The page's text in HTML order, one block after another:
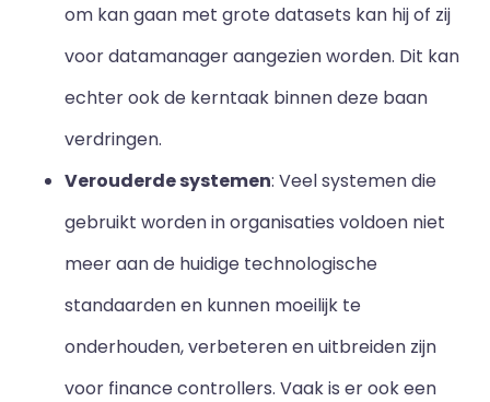
om kan gaan met grote datasets kan hij of zij
voor datamanager aangezien worden. Dit kan
echter ook de kerntaak binnen deze baan
verdringen.
Verouderde systemen: Veel systemen die
gebruikt worden in organisaties voldoen niet
meer aan de huidige technologische
standaarden en kunnen moeilijk te
onderhouden, verbeteren en uitbreiden zijn
voor finance controllers. Vaak is er ook een